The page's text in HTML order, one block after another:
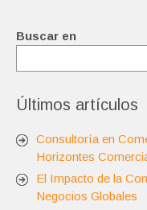
Buscar en
Últimos artículos
Consultoría en
Horizontes
El Impacto de la
Negocios Globales